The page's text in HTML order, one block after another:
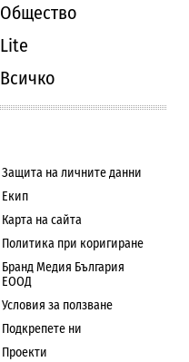
Общество
Lite
Всичко
Защита на личните данни
Екип
Карта на сайта
Политика при коригиране
Бранд Медия България
ЕООД
Условия за ползване
Подкрепете ни
Проекти